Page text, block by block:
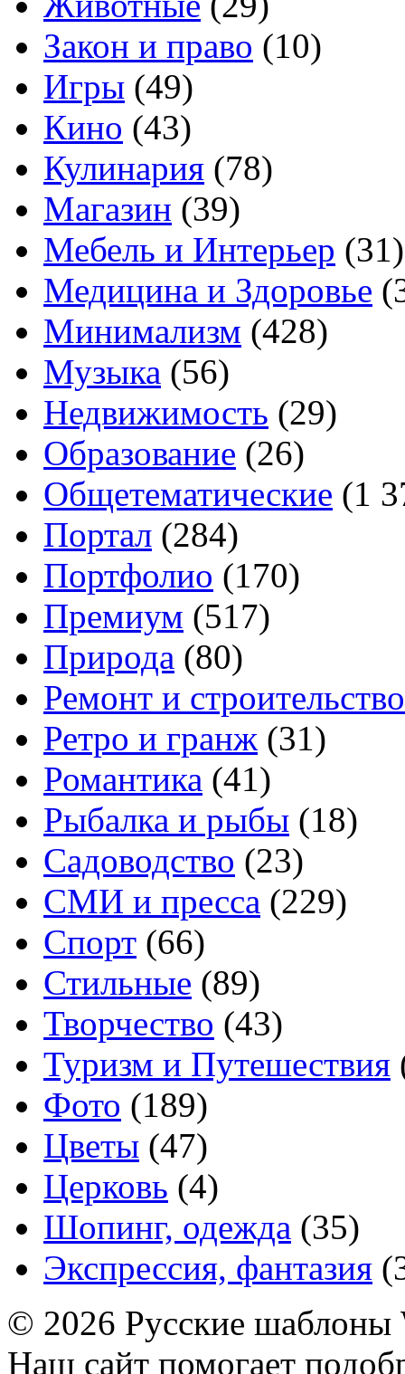
Закон и право (10)
Игры (49)
Кино (43)
Кулинария (78)
Магазин (39)
Мебель и Интерьер (31)
Медицина и Здоровье
Минимализм (428)
Музыка (56)
Недвижимость (29)
Образование (26)
Общетематические (1
Портал (284)
Портфолио (170)
Премиум (517)
Природа (80)
Ремонт и строительство
Ретро и гранж (31)
Романтика (41)
Рыбалка и рыбы (18)
Садоводство (23)
СМИ и пресса (229)
Спорт (66)
Стильные (89)
Творчество (43)
Туризм и Путешествия
Фото (189)
Цветы (47)
Церковь (4)
Шопинг, одежда (35)
Экспрессия, фантазия
© 2026 Русские шаблоны
Наш сайт помогает